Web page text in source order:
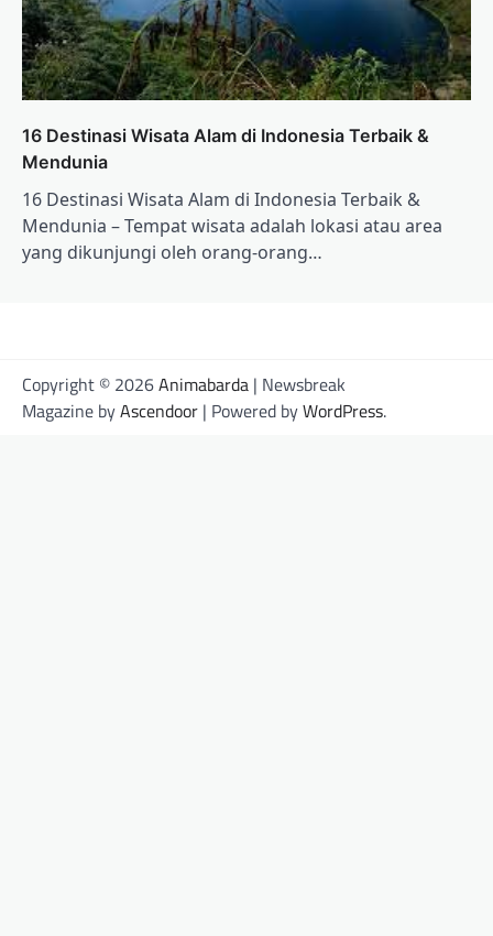
16 Destinasi Wisata Alam di Indonesia Terbaik &
Mendunia
16 Destinasi Wisata Alam di Indonesia Terbaik &
Mendunia – Tempat wisata adalah lokasi atau area
yang dikunjungi oleh orang-orang…
Copyright © 2026Animabarda | Newsbreak
Magazine byAscendoor | Powered byWordPress.